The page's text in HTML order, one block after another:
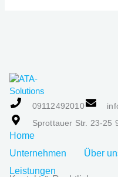
09112492010
Sprottauer Str. 23-25
Home
Unternehmen
Über
Leistungen